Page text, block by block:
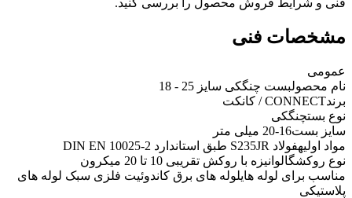
مشخصات فنی
عمومی
نام محصولبست چنگکی سایز 25 - 18
برندCONNECT / کانکت
نوع بستچنگکی
سایز بست16-20 میلی متر
مواد اولیهفولاد S235JR طبق استاندارد DIN EN 10025-2
نوع روکشگالوانیزه با روکش تقریبی 10 تا 20 میکرون
مناسب برای لوله هایلوله های برق کاندوئیت فلزی سبک لوله های
پلاستیکی